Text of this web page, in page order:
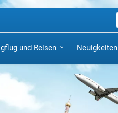
und Reisen Neuigkeiten